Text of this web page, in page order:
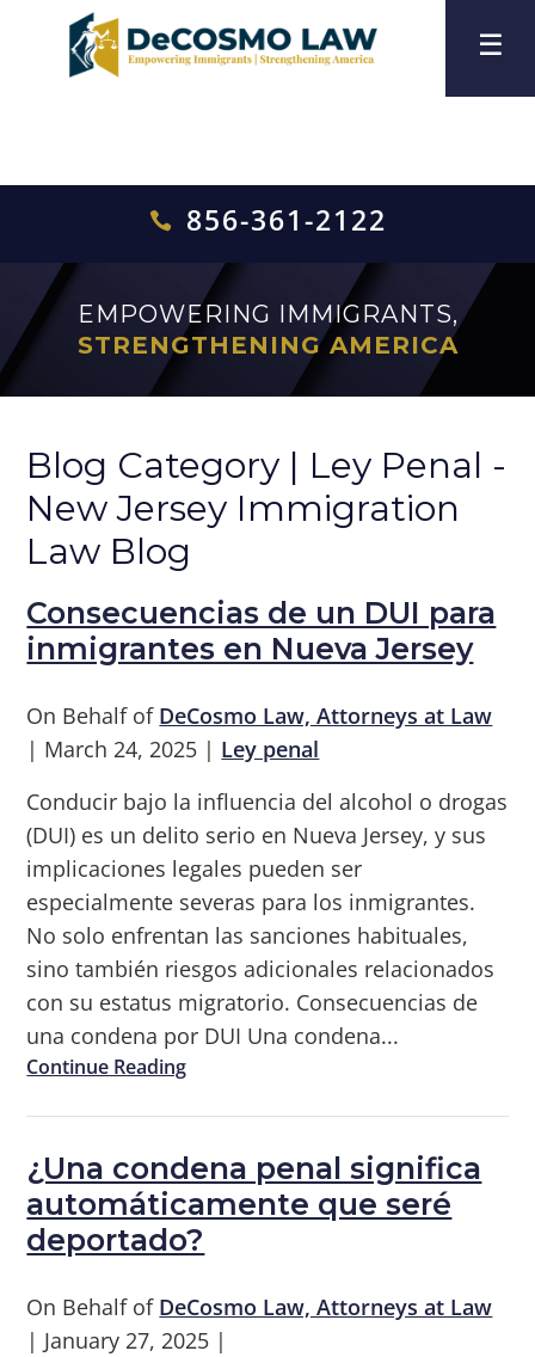
 856-361-2122
EMPOWERING IMMIGRANTS,
STRENGTHENING AMERICA
Blog Category | Ley Penal -
New Jersey Immigration
Law Blog
Consecuencias de un DUI para
inmigrantes en Nueva Jersey
On Behalf of DeCosmo Law, Attorneys at Law
| March 24, 2025 | Ley penal
Conducir bajo la influencia del alcohol o drogas
(DUI) es un delito serio en Nueva Jersey, y sus
implicaciones legales pueden ser
especialmente severas para los inmigrantes.
No solo enfrentan las sanciones habituales,
sino también riesgos adicionales relacionados
con su estatus migratorio. Consecuencias de
una condena por DUI Una condena...
Continue Reading
¿Una condena penal significa
automáticamente que seré
deportado?
On Behalf of DeCosmo Law, Attorneys at Law
| January 27, 2025 |